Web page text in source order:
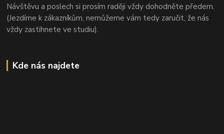
Návštěvu a poslech si prosím raději vždy dohodněte předem.
(Jezdíme k zákazníkům, nemůžeme vám tedy zaručit, že nás
vždy zastihnete ve studiu).
Kde nás najdete